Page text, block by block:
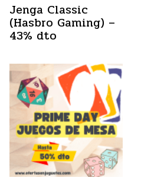
Jenga Classic
(Hasbro Gaming) –
43% dto